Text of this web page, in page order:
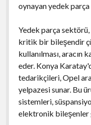
oynayan yedek
Yedek parça sektörü,
kritik bir bileşendir
kullanılması, aracın
eder. Konya
tedarikçileri, Opel
yelpazesi sunar. Bu
sistemleri,
elektronik bileşenler